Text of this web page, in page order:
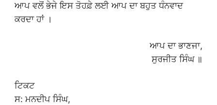
ਆਪ ਵਲੋਂ ਭੇਜੇ ਇਸ ਤੋਹਫ਼ੇ ਲਈ ਆਪ ਦਾ ਬਹੁਤ ਧੰਨਵਾਦ
ਕਰਦਾ ਹਾਂ ।
ਆਪ ਦਾ ਭਾਣਜਾ,
ਸੁਰਜੀਤ ਸਿੰਘ ॥
ਟਿਕਟ
ਸ: ਮਨਦੀਪ ਸਿੰਘ,